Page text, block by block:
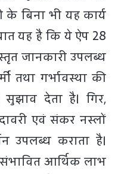
के बिना भी यह कार्य
यह है कि ये ऐप 28
जानकारी उपलब्ध
तथा गर्भावस्था की
देता है। गिर,
एवं संकर नस्लों
उपलब्ध कराता है।
आर्थिक लाभ